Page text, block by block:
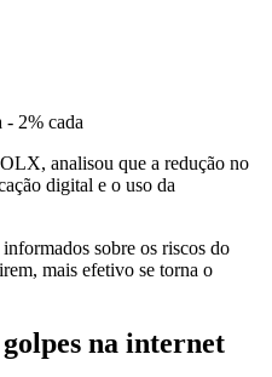
2% cada
analisou que a redução no
digital e o uso da
sobre os riscos do
mais efetivo se torna o
na internet